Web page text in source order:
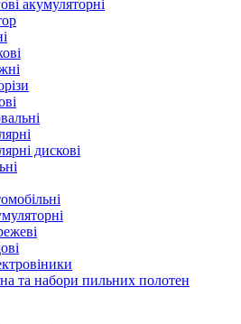
акумуляторні
дискові
та набори пильних полотен